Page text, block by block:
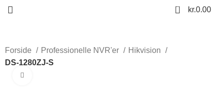
0 kr.0.00
Forside Professionelle NVR'er
Hikvision
DS-1280ZJ-S